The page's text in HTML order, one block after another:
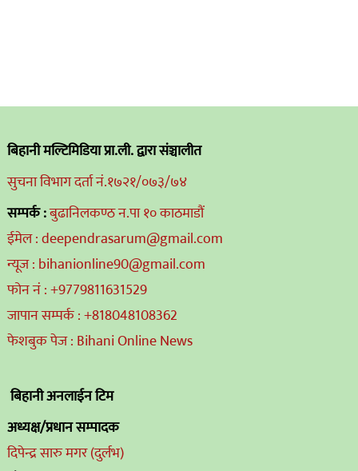
बिहानी मल्टिमिडिया प्रा.ली. द्वारा संञ्चालीत
सुचना विभाग दर्ता नं.१७२१/०७३/७४
सम्पर्क :बुढानिलकण्ठ न.पा १० काठमाडौं
ईमेल : deependrasarum@gmail.com
न्यूज : bihanionline90@gmail.com
फोन नं : +9779811631529
जापान सम्पर्क : +818048108362
फेशबुक पेज : Bihani Online News
बिहानी अनलाईन टिम
अध्यक्ष/प्रधान सम्पादक
दिपेन्द्र सारु मगर (दुर्लभ)